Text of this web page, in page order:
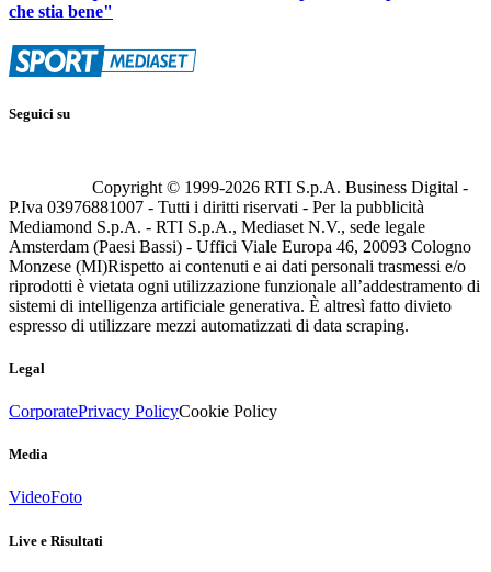
che stia bene"
Seguici su
Copyright © 1999-2026 RTI S.p.A. Business Digital -
P.Iva 03976881007 - Tutti i diritti riservati - Per la pubblicità
Mediamond S.p.A. - RTI S.p.A., Mediaset N.V., sede legale
Amsterdam (Paesi Bassi) - Uffici Viale Europa 46, 20093 Cologno
Monzese (MI)Rispetto ai contenuti e ai dati personali trasmessi e/o
riprodotti è vietata ogni utilizzazione funzionale all’addestramento di
sistemi di intelligenza artificiale generativa. È altresì fatto divieto
espresso di utilizzare mezzi automatizzati di data scraping.
Legal
CorporatePrivacy PolicyCookie Policy
Media
VideoFoto
Live e Risultati